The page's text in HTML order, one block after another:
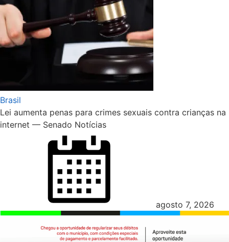
Brasil
Lei aumenta penas para crimes sexuais contra crianças na
internet — Senado Notícias
agosto 7, 2026